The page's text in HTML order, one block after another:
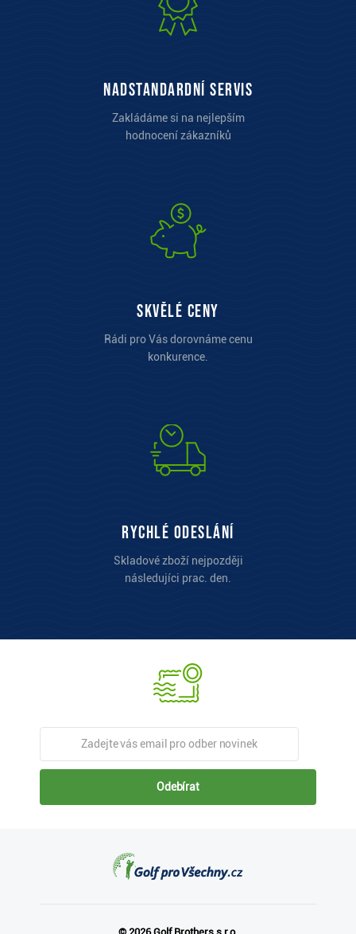
Nadstandardní servis
Zakládáme si na nejlepším
hodnocení zákazníků
Skvělé ceny
Rádi pro Vás dorovnáme cenu
konkurence.
Rychlé odeslání
Skladové zboží nejpozději
následujíci prac. den.
Odebírat